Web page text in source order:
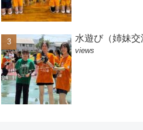
水遊び（姉妹交
views